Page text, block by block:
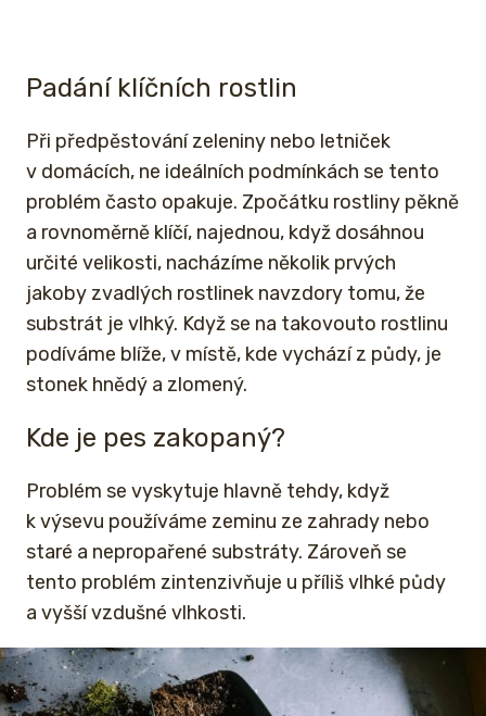
Padání klíčních rostlin
Při předpěstování zeleniny nebo letniček
v domácích, ne ideálních podmínkách se tento
problém často opakuje. Zpočátku rostliny pěkně
a rovnoměrně klíčí, najednou, když dosáhnou
určité velikosti, nacházíme několik prvých
jakoby zvadlých rostlinek navzdory tomu, že
substrát je vlhký. Když se na takovouto rostlinu
podíváme blíže, v místě, kde vychází z půdy, je
stonek hnědý a zlomený.
Kde je pes zakopaný?
Problém se vyskytuje hlavně tehdy, když
k výsevu používáme zeminu ze zahrady nebo
staré a nepropařené substráty. Zároveň se
tento problém zintenzivňuje u příliš vlhké půdy
a vyšší vzdušné vlhkosti.